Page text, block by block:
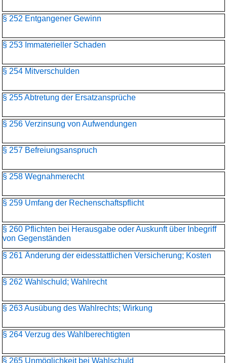
§ 252 Entgangener Gewinn
§ 253 Immaterieller Schaden
§ 254 Mitverschulden
§ 255 Abtretung der Ersatzansprüche
§ 256 Verzinsung von Aufwendungen
§ 257 Befreiungsanspruch
§ 258 Wegnahmerecht
§ 259 Umfang der Rechenschaftspflicht
§ 260 Pflichten bei Herausgabe oder Auskunft über Inbegriff
von Gegenständen
§ 261 Änderung der eidesstattlichen Versicherung; Kosten
§ 262 Wahlschuld; Wahlrecht
§ 263 Ausübung des Wahlrechts; Wirkung
§ 264 Verzug des Wahlberechtigten
§ 265 Unmöglichkeit bei Wahlschuld